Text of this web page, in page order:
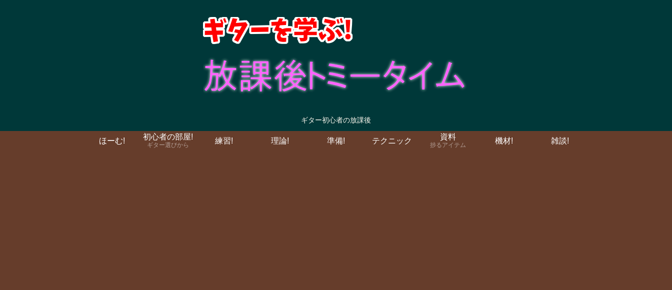
ギター初心者の放課後
ほーむ!
初心者の部屋!
ギター選びから
練習! 理論! 準備! テクニック
資料
捗るアイテム
機材! 雑談!